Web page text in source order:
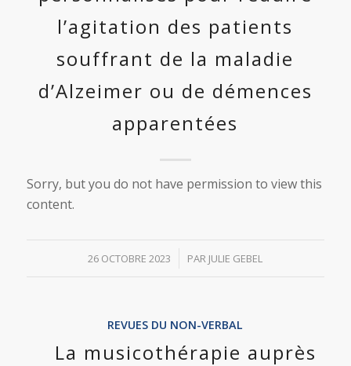
l’agitation des patients
souffrant de la maladie
d’Alzeimer ou de démences
apparentées
Sorry, but you do not have permission to view this
content.
26 OCTOBRE 2023
/ PAR JULIE GEBEL
REVUES DU NON-VERBAL
La musicothérapie auprès